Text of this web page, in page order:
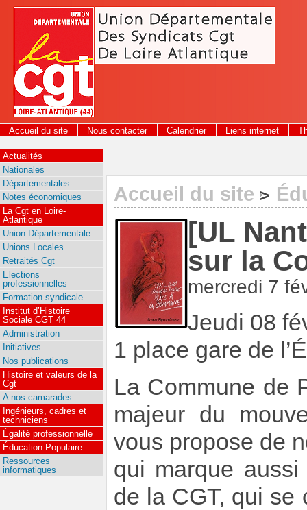
Panneau de gestion des cookies
Accueil du site Nous contacter Calendrier Liens internet
Accueil du site >
[UL
sur la
mercredi 7
Jeudi 08
1 place gare de
La Commune de
majeur du
vous propose de
qui marque
de la CGT, qui se
Actualités
Nationales
Départementales
Notes économiques
La Cgt en Loire-
Atlantique
Union Départementale
Unions Locales
Retraités Cgt
Elections
professionnelles
Formation syndicale
Institut d’Histoire
Sociale CGT 44
Administration
Initiatives
Nos publications
Histoire et valeurs de la
Cgt
A nos camarades
Ingénieurs, cadres et
techniciens
Égalité professionnelle
Éducation Populaire
Ressources
informatiques